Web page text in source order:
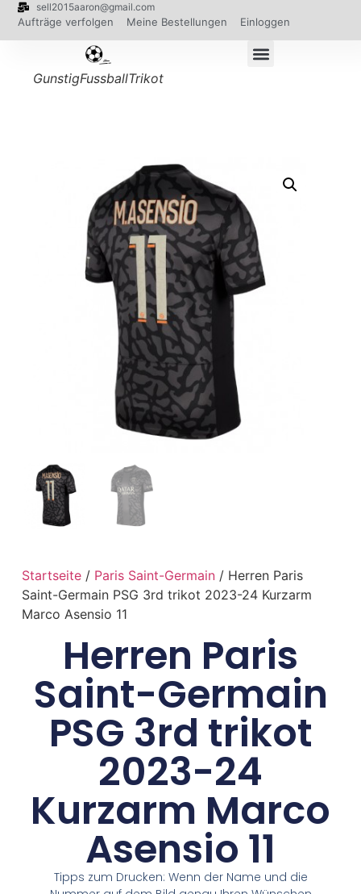
sell2015aaron@gmail.com
Aufträge verfolgen Meine Bestellungen Einloggen
GunstigFussballTrikot
Startseite/ Paris Saint-Germain/ Herren Paris
Saint-Germain PSG 3rd trikot 2023-24 Kurzarm
Marco Asensio 11
Herren Paris
Saint-Germain
PSG 3rd trikot
2023-24
Kurzarm Marco
Asensio 11
Tipps zum Drucken: Wenn der Name und die